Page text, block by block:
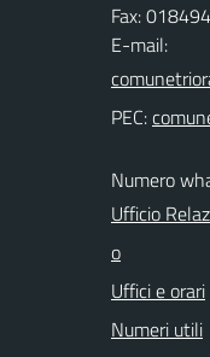
Fax:
E-mail:
PEC:
Numero
Ufficio
o
Uffici e orari
Numeri utili